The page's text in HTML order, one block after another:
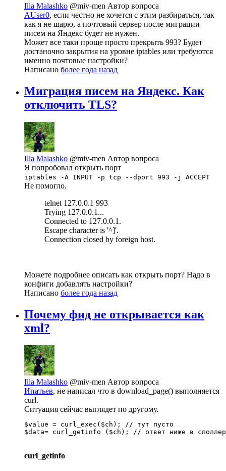
Ilia Malashko @miv-men Автор вопроса
AUser0, если честно не хочется с этим разбираться, так
как я не шарю, а почтовый сервер после миграции
писем на Яндекс будет не нужен.
Может все таки проще просто прекрыть 993? Будет
достаночно закрытия на уровне iptables или требуются
именно почтовые настройки?
Написано более года назад
Миграция писем на Яндекс. Как
отключить TLS?
Ilia Malashko @miv-men Автор вопроса
Я попробовал открыть порт
iptables -A INPUT -p tcp --dport 993 -j ACCEPT
Не помогло.
telnet 127.0.0.1 993
Trying 127.0.0.1...
Connected to 127.0.0.1.
Escape character is '^]'.
Connection closed by foreign host.
Можете подробнее описать как открыть порт? Надо в
конфиги добавлять настройки?
Написано более года назад
Почему фид не открывается как
xml?
Ilia Malashko @miv-men Автор вопроса
Ипатьев, не написал что в download_page() выполняется
curl.
Ситуация сейчас выглядет по другому.
$value = curl_exec($ch); // тут пусто
$data= curl_getinfo ($ch); // ответ ниже в
curl_getinfo